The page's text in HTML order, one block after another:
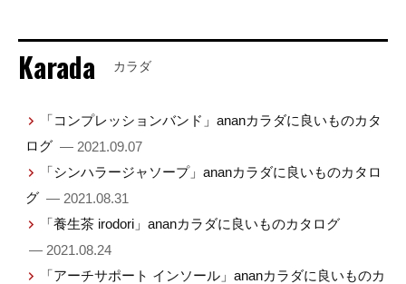
Karada カラダ
「コンプレッションバンド」ananカラダに良いものカタ
ログ — 2021.09.07
「シンハラージャソープ」ananカラダに良いものカタロ
グ — 2021.08.31
「養生茶 irodori」ananカラダに良いものカタログ
— 2021.08.24
「アーチサポート インソール」ananカラダに良いものカ